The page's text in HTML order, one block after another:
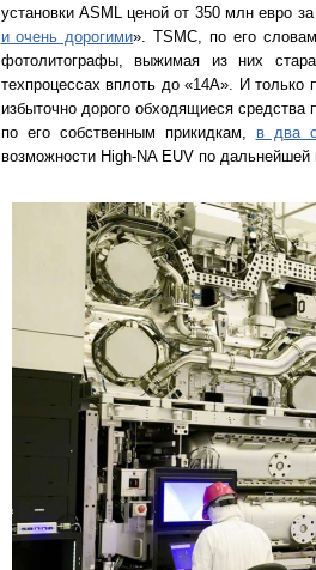
установки ASML ценой от 350 млн евро
и очень дорогими». TSMC, по его
фотолитографы, выжимая из них
техпроцессах вплоть до «14A». И
избыточно дорого обходящиеся средства
по его собственным прикидкам, в два
возможности High-NA EUV по